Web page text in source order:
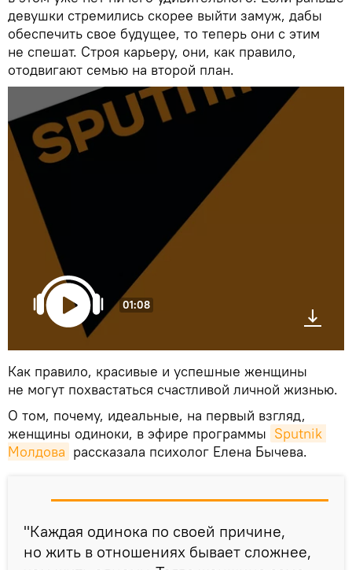
девушки стремились скорее выйти замуж, дабы
обеспечить свое будущее, то теперь они с этим
не спешат. Строя карьеру, они, как правило,
отодвигают семью на второй план.
01:08
Как правило, красивые и успешные женщины
не могут похвастаться счастливой личной жизнью.
О том, почему, идеальные, на первый взгляд,
женщины одиноки, в эфире программы Sputnik
Молдова рассказала психолог Елена Бычева.
"Каждая одинока по своей причине,
но жить в отношениях бывает сложнее,